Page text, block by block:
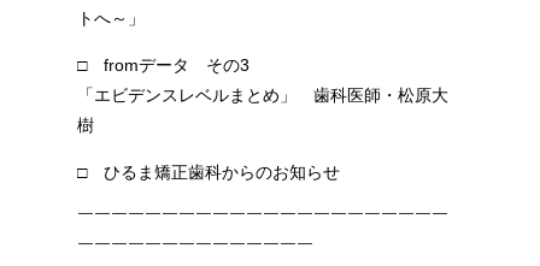
トへ～」
□ fromデータ その3
「エビデンスレベルまとめ」 歯科医師・松原大
樹
□ ひるま矯正歯科からのお知らせ
￣￣￣￣￣￣￣￣￣￣￣￣￣￣￣￣￣￣￣￣￣￣
￣￣￣￣￣￣￣￣￣￣￣￣￣￣